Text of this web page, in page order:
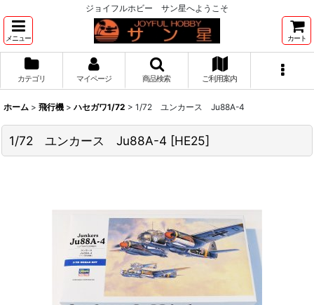
ジョイフルホビー サン星へようこそ
メニュー カート
カテゴリ マイページ 商品検索 ご利用案内
ホーム > 飛行機 > ハセガワ1/72 > 1/72 ユンカース Ju88A-4
1/72 ユンカース Ju88A-4 [HE25]